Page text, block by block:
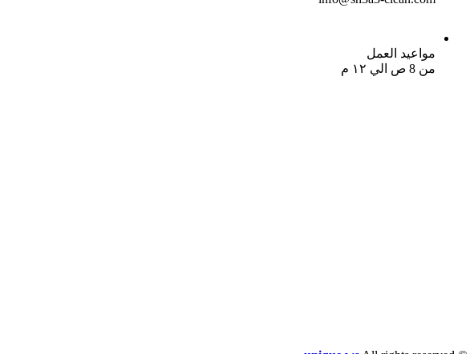
مواعيد العمل
من 8 ص الي ١٢ م